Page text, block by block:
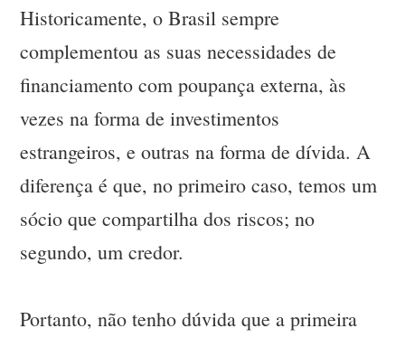
Historicamente, o Brasil sempre
complementou as suas necessidades de
financiamento com poupança externa, às
vezes na forma de investimentos
estrangeiros, e outras na forma de dívida. A
diferença é que, no primeiro caso, temos um
sócio que compartilha dos riscos; no
segundo, um credor.
Portanto, não tenho dúvida que a primeira